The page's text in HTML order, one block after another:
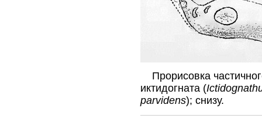
Прорисовка
иктидогната (
parvidens); снизу.